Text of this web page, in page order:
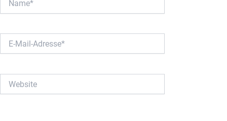
Mail-